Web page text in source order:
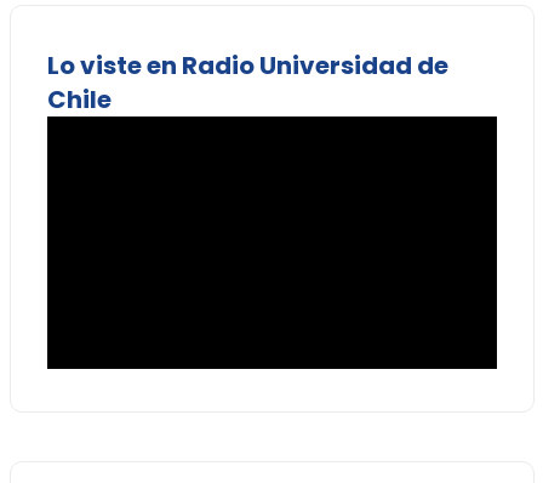
Lo viste en Radio Universidad de
Chile